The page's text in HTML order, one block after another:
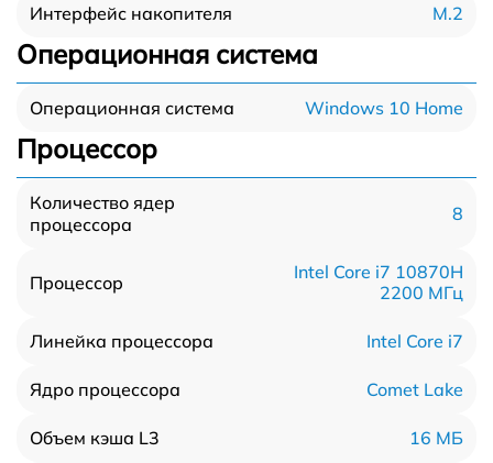
Интерфейс накопителя M.2
Операционная система
Операционная система Windows 10 Home
Процессор
Количество ядер
процессора
8
Процессор
Intel Core i7 10870H
2200 МГц
Линейка процессора Intel Core i7
Ядро процессора Comet Lake
Объем кэша L3 16 МБ